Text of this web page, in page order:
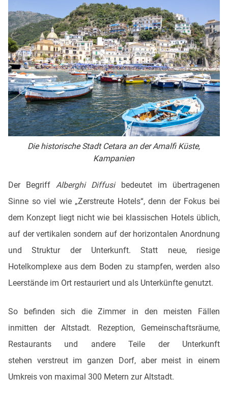
Die historische Stadt Cetara an der Amalfi Küste,
Kampanien
Der BegriffAlberghi Diffusibedeutet im übertragenen
Sinne so viel wie „Zerstreute Hotels“, denn der Fokus bei
dem Konzept liegt nicht wie bei klassischen Hotels üblich,
auf der vertikalen sondern auf der horizontalen Anordnung
und Struktur der Unterkunft. Statt neue, riesige
Hotelkomplexe aus dem Boden zu stampfen, werden also
Leerstände im Ort restauriert und als Unterkünfte genutzt.
So befinden sich die Zimmer in den meisten Fällen
inmitten der Altstadt. Rezeption, Gemeinschaftsräume,
Restaurants und andere Teile der Unterkunft
stehen verstreut im ganzen Dorf, aber meist in einem
Umkreis von maximal 300 Metern zur Altstadt.